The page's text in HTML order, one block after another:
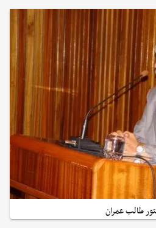
طالب عمران